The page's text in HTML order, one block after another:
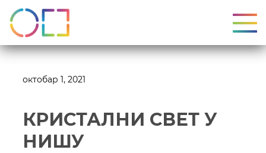
октобар 1, 2021
КРИСТАЛНИ СВЕТ У
НИШУ